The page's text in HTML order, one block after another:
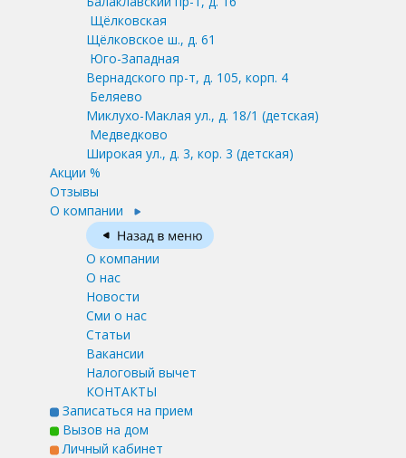
Щёлковская
Щёлковское ш., д. 61
Юго-Западная
Вернадского пр-т, д. 105, корп. 4
Беляево
Миклухо-Маклая ул., д. 18/1 (детская)
Медведково
Широкая ул., д. 3, кор. 3 (детская)
Акции %
Отзывы
О компании
О компании
О нас
Новости
Сми о нас
Статьи
Вакансии
Налоговый вычет
КОНТАКТЫ
Записаться на прием
Вызов на дом
Личный кабинет